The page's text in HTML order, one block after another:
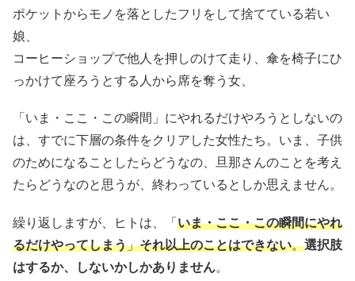
ポケットからモノを落としたフリをして捨てている若い
娘、
コーヒーショップで他人を押しのけて走り、傘を椅子にひ
っかけて座ろうとする人から席を奪う女、
「いま・ここ・この瞬間」にやれるだけやろうとしないの
は、すでに下層の条件をクリアした女性たち。いま、子供
のためになることしたらどうなの、旦那さんのことを考え
たらどうなのと思うが、終わっているとしか思えません。
繰り返しますが、ヒトは、「 いま・ここ・この瞬間にやれ
るだけやってしまう」それ以上のことはできない。選択肢
はするか、しないかしかありません。